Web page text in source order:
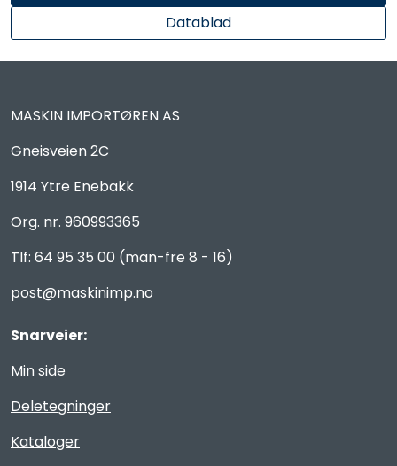
Datablad
MASKIN IMPORTØREN AS
Gneisveien 2C
1914 Ytre Enebakk
Org. nr. 960993365
Tlf: 64 95 35 00 (man-fre 8 - 16)
post@maskinimp.no
Snarveier:
Min side
Deletegninger
Kataloger
Kataloger